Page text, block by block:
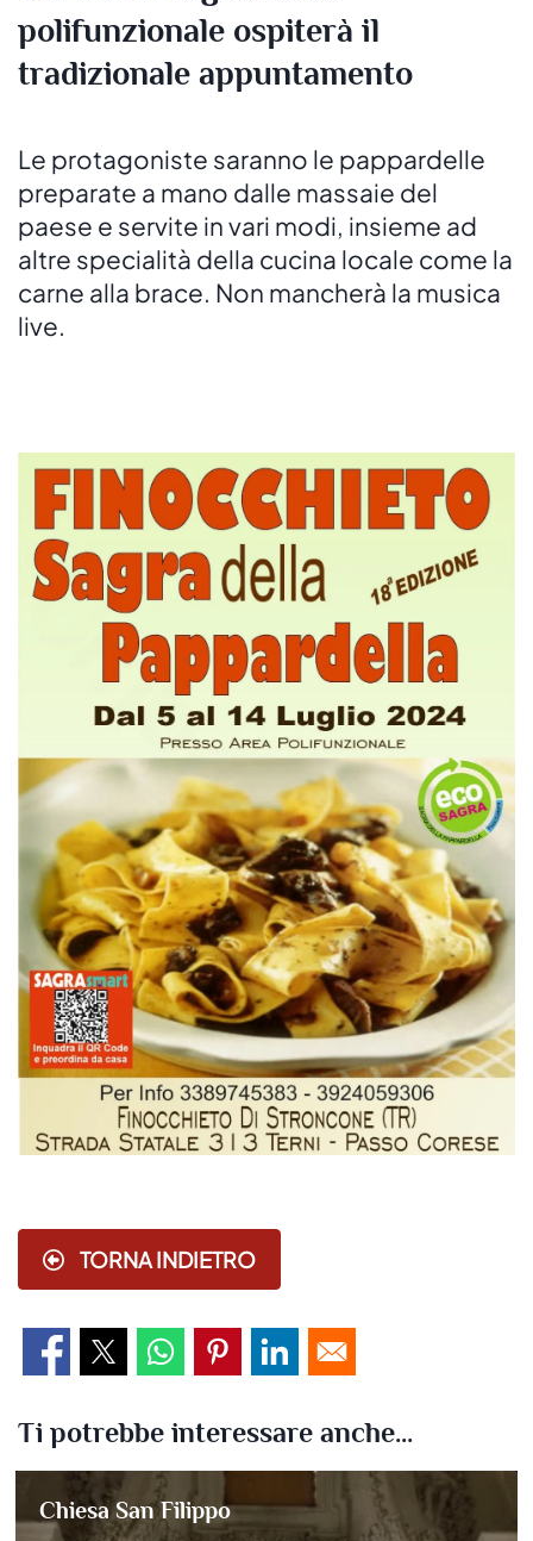
polifunzionale ospiterà il
tradizionale appuntamento
Le protagoniste saranno le pappardelle
preparate a mano dalle massaie del
paese e servite in vari modi, insieme ad
altre specialità della cucina locale come la
carne alla brace. Non mancherà la musica
live.
TORNA INDIETRO
Ti potrebbe interessare anche...
Chiesa San Filippo